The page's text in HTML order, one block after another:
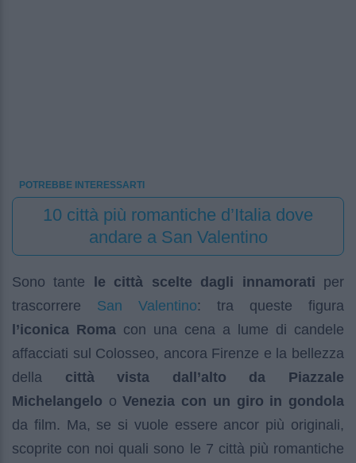
POTREBBE INTERESSARTI
10 città più romantiche d’Italia dove
andare a San Valentino
Sono tante le città scelte dagli innamorati per
trascorrere San Valentino: tra queste figura
l’iconica Roma con una cena a lume di candele
affacciati sul Colosseo, ancora Firenze e la bellezza
della città vista dall’alto da Piazzale
Michelangelo oVenezia con un giro in gondola
da film. Ma, se si vuole essere ancor più originali,
scoprite con noi quali sono le 7 città più romantiche